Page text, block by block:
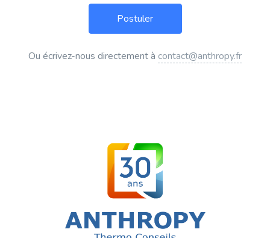
Ou écrivez-nous directement à contact@anthropy.fr